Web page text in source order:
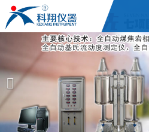
产品展示
焦炭高温性能检测系统
公司简介